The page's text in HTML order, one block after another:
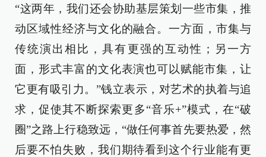
“这两年，我们还会协助基层策划一些市集，推
动区域性经济与文化的融合。一方面，市集与
传统演出相比，具有更强的互动性；另一方
面，形式丰富的文化表演也可以赋能市集，让
它更有吸引力。”钱立表示，对艺术的执着与追
求，促使其不断探索更多“音乐+”模式，在“破
圈”之路上行稳致远，“做任何事首先要热爱，然
后要不怕失败，我们期待看到这个行业能有更